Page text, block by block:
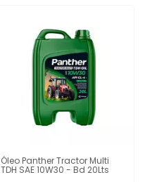
Óleo Panther Tractor Multi
TDH SAE 10W30 - Bd 20Lts